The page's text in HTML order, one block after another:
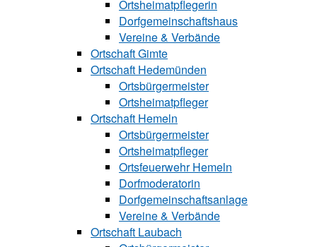
Ortsheimatpflegerin
Dorfgemeinschaftshaus
Vereine & Verbände
Ortschaft Gimte
Ortschaft Hedemünden
Ortsbürgermeister
Ortsheimatpfleger
Ortschaft Hemeln
Ortsbürgermeister
Ortsheimatpfleger
Ortsfeuerwehr Hemeln
Dorfmoderatorin
Dorfgemeinschaftsanlage
Vereine & Verbände
Ortschaft Laubach